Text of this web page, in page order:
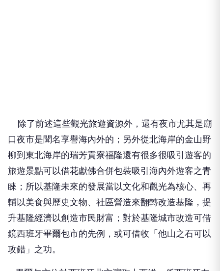
除了前述這些觀光旅遊資源外，還有夜市尤其是廟
口夜市是聞名享譽海內外的；另外從北海岸的金山野
柳到東北海岸的瑞芳貢寮福隆還有很多很吸引遊客的
旅遊景點可以借花獻佛合併包裝吸引海內外遊客之青
睞；所以基隆未來的發展當以文化和觀光為核心、再
輔以美食與歷史文物、社區營造來翻轉改造基隆，提
升基隆經濟以創造市民財富；對於基隆城市改造可借
鏡西班牙畢爾包市的先例，或可借收「他山之石可以
攻錯」之功。